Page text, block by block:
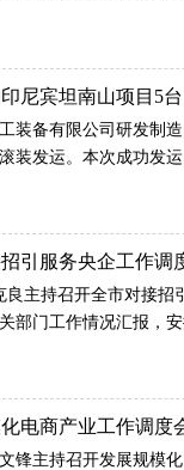
尼宾坦南山项目5
装备有限公司研发制
装发运。本次成功发
引服务央企工作调
良主持召开全市对接招
部门工作情况汇报，
电商产业工作调度
锋主持召开发展规模